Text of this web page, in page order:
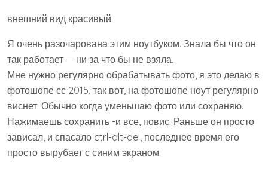
внешний вид красивый.
Я очень разочарована этим ноутбуком. Знала бы что он
так работает — ни за что бы не взяла.
Мне нужно регулярно обрабатывать фото, я это делаю в
фотошопе сс 2015. так вот, на фотошопе ноут регулярно
виснет. Обычно когда уменьшаю фото или сохраняю.
Нажимаешь сохранить -и все, повис. Раньше он просто
зависал, и спасало ctrl-alt-del, последнее время его
просто вырубает с синим экраном.